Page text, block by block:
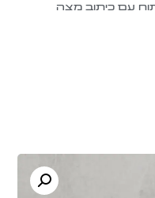
עם כיתוב מצה